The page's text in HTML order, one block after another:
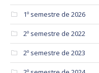
1º semestre de 2026
2º semestre de 2022
2º semestre de 2023